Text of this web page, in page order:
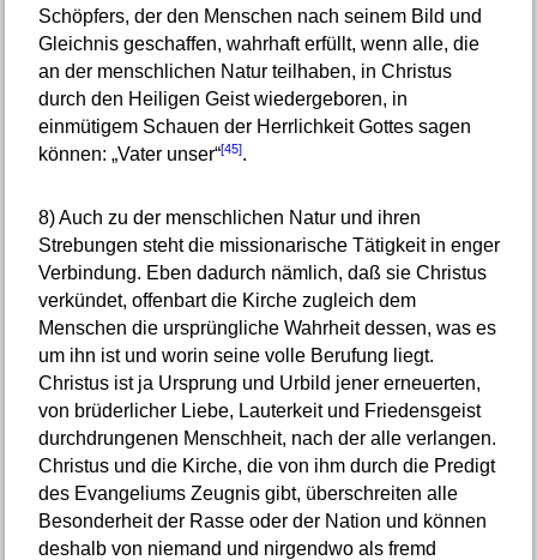
Schöpfers, der den Menschen nach seinem Bild und
Gleichnis geschaffen, wahrhaft erfüllt, wenn alle, die
an der menschlichen Natur teilhaben, in Christus
durch den Heiligen Geist wiedergeboren, in
einmütigem Schauen der Herrlichkeit Gottes sagen
können: „Vater unser“[45].
8)Auch zu der menschlichen Natur und ihren
Strebungen steht die missionarische Tätigkeit in enger
Verbindung. Eben dadurch nämlich, daß sie Christus
verkündet, offenbart die Kirche zugleich dem
Menschen die ursprüngliche Wahrheit dessen, was es
um ihn ist und worin seine volle Berufung liegt.
Christus ist ja Ursprung und Urbild jener erneuerten,
von brüderlicher Liebe, Lauterkeit und Friedensgeist
durchdrungenen Menschheit, nach der alle verlangen.
Christus und die Kirche, die von ihm durch die Predigt
des Evangeliums Zeugnis gibt, überschreiten alle
Besonderheit der Rasse oder der Nation und können
deshalb von niemand und nirgendwo als fremd